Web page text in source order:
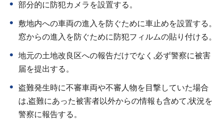
部分的に防犯カメラを設置する。
敷地内への車両の進入を防ぐために車止めを設置する。
窓からの進入を防ぐために防犯フィルムの貼り付ける。
地元の土地改良区への報告だけでなく,必ず警察に被害
届を提出する。
盗難発生時に不審車両や不審人物を目撃していた場合
は,盗難にあった被害者以外からの情報も含めて,状況を
警察に報告する。